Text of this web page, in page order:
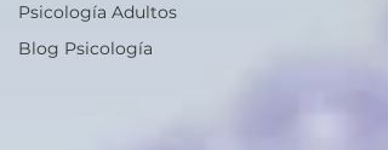
Psicología Adultos
Blog Psicología